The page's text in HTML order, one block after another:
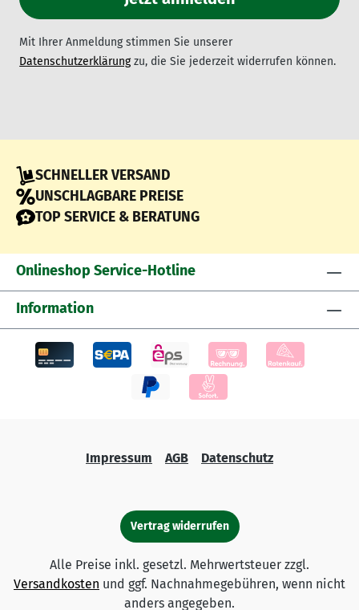
Mit Ihrer Anmeldung stimmen Sie unserer
Datenschutzerklärungzu, die Sie jederzeit widerrufen können.
SCHNELLER VERSAND
UNSCHLAGBARE PREISE
TOP SERVICE & BERATUNG
Onlineshop Service-Hotline
Information
Impressum AGB Datenschutz
Vertrag widerrufen
Alle Preise inkl. gesetzl. Mehrwertsteuer zzgl.
Versandkosten und ggf. Nachnahmegebühren, wenn nicht
anders angegeben.